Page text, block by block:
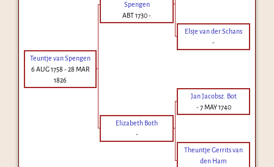
Spengen
ABT 1730-
Elsje van der Schans
-
Teuntje van Spengen
6 AUG 1758 -28 MAR
1826
Jan Jacobsz. Bot
-7 MAY 1740
Elizabeth Both
-
Theuntje Gerrits van
den Ham